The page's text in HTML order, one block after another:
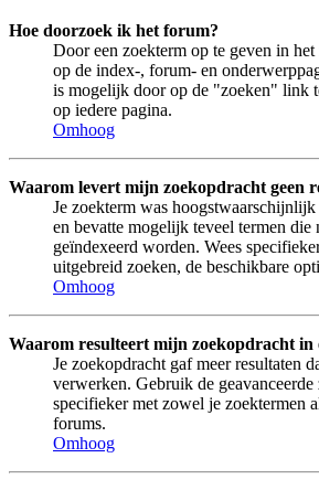
Hoe doorzoek ik het forum?
Door een zoekterm op te geven in
op de index-, forum- en
is mogelijk door op de "zoeken" link
op iedere pagina.
Omhoog
Waarom levert mijn zoekopdracht geen
Je zoekterm was
en bevatte mogelijk teveel termen
geïndexeerd worden. Wees
uitgebreid zoeken, de beschikbare
Omhoog
Waarom resulteert mijn zoekopdracht in
Je zoekopdracht gaf meer resultaten
verwerken. Gebruik de
specifieker met zowel je zoektermen
forums.
Omhoog